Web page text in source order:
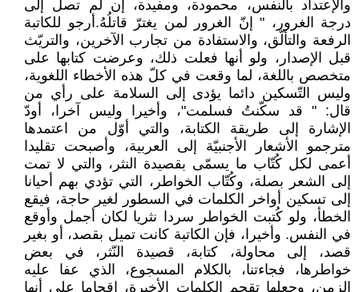
والإعتداد بالنفس، محمودة، ومفيدة، إن لم تصل إلى
درجة الغرور، " إنّ الغرور لمن يغترّ قاتلُهُ.أرجو للكاتبة
الرفعة والتألّق، والاستفادة من تجارب الآخرين، والتريّث
قبل الإصدار، ولو أنها فعلت ذلك، وعرضت كتابها على
متخصص باللغة، لما وقعت في كلّ هذه الأخطاء اللغوية،
وليس التّسكين دائما يؤدى إلى السلامة على رأي من
قال: " قد سكّنتُ فسلمت"، وأخيرا وليس آخرا، أودّ
الإشارة إلى طريقة الكتابة، والتي أوّل من اعتمدها
مترجمو الأشعار الأجنبيّة إلى العربية، وأصبحت تقليدا
أعمى لكل كُتّاب ما يسمّى بقصيدة النثر، والتي لا تمت
إلى الشعر بصلة، وكُتّاب الخواطر، التي تؤدي بهم أحيانا
إلى تسكين أواخر الكلمات في السطور لغير حاجة، فيقع
الخطأ، ولو كُتبت الخواطر سردا نثريا لكان أجمل وأوقع
في النفس. وأخيرا، فإن الكاتبة كانت تميل بقصد، أو بغير
قصد، إلى محاولة، كتابة، قصيدة النّثر، في بعض
خواطرها، فجاءتنا، بالكلام المسجوع، الذي عفا عليه
الزمن، وجعلها تقحم الكلمات الأخيرة، إقحاما على أنها